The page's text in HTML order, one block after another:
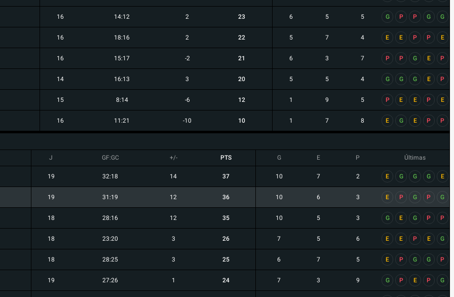
16 14:12 2 23 6 5 5 G P P G G
16 18:16 2 22 5 7 4 E E P P E
16 15:17 -2 21 6 3 7 P P G E P
14 16:13 3 20 5 5 4 G G G E P
15 8:14 -6 12 1 9 5 P E E P E
16 11:21 -10 10 1 7 8 E G E P P
J GF:GC +/- PTS G E P Últimas
19 32:18 14 37 10 7 2 E G G G E
19 31:19 12 36 10 6 3 E P G P G
18 28:16 12 35 10 5 3 G E G P P
18 23:20 3 26 7 5 6 E E P E G
18 28:25 3 25 6 7 5 E P G G P
19 27:26 1 24 7 3 9 G P E P G